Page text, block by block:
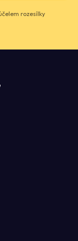
rozesílky